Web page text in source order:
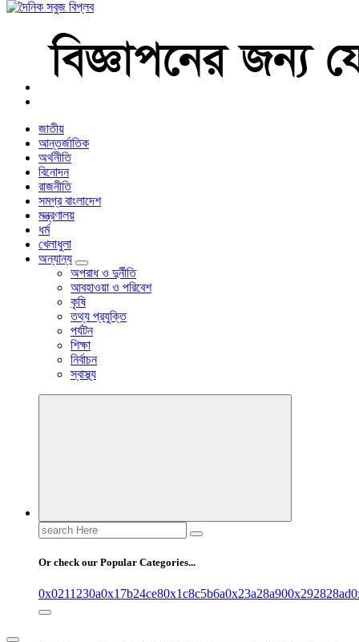
বাংলা নিউজ পেপার
জাতীয়
আন্তর্জাতিক
অর্থনীতি
বিনোদন
রাজনীতি
সমগ্র বাংলাদেশ
মন্ত্রণালয়
ধর্ম
খেলাধুলা
অন্যান্য
অপরাধ ও দুর্নীতি
আবহাওয়া ও পরিবেশ
কৃষি
তথ্য প্রযুক্তি
পর্যটন
শিক্ষা
নির্বাচন
স্বাস্থ্য
Search
for:
Or check our Popular Categories...
0x0211230a0x17b24ce80x1c8c5b6a0x23a28a900x292828ad